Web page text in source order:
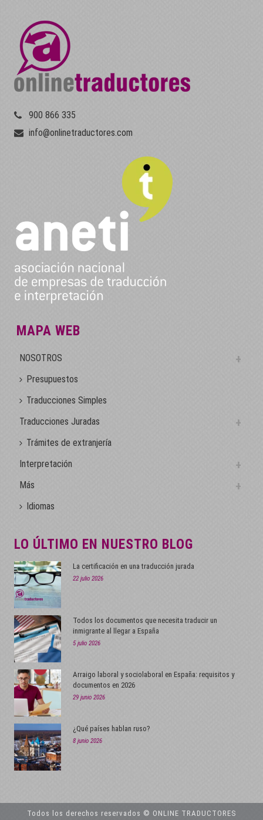
900 866 335
info@onlinetraductores.com
MAPA WEB
NOSOTROS
Presupuestos
Traducciones Simples
Traducciones Juradas
Trámites de extranjería
Interpretación
Más
Idiomas
LO ÚLTIMO EN NUESTRO BLOG
La certificación en una traducción jurada
22 julio 2026
Todos los documentos que necesita traducir un
inmigrante al llegar a España
5 julio 2026
Arraigo laboral y sociolaboral en España: requisitos y
documentos en 2026
29 junio 2026
¿Qué países hablan ruso?
8 junio 2026
Todos los derechos reservados © ONLINE TRADUCTORES